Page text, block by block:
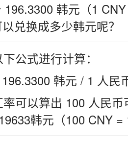
196.3300 韩元（1
兑换成多少韩元呢？
公式进行计算：
韩元 / 1 人民
可以算出 100 人民
韩元（100 CNY =